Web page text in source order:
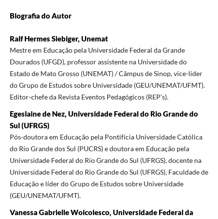
Biografia do Autor
Ralf Hermes Siebiger, Unemat
Mestre em Educação pela Universidade Federal da Grande
Dourados (UFGD), professor assistente na Universidade do
Estado de Mato Grosso (UNEMAT) / Câmpus de Sinop, vice-líder
do Grupo de Estudos sobre Universidade (GEU/UNEMAT/UFMT).
Editor-chefe da Revista Eventos Pedagógicos (REP’s).
Egeslaine de Nez, Universidade Federal do Rio Grande do
Sul (UFRGS)
Pós-doutora em Educação pela Pontifícia Universidade Católica
do Rio Grande dos Sul (PUCRS) e doutora em Educação pela
Universidade Federal do Rio Grande do Sul (UFRGS), docente na
Universidade Federal do Rio Grande do Sul (UFRGS), Faculdade de
Educação e líder do Grupo de Estudos sobre Universidade
(GEU/UNEMAT/UFMT).
Vanessa Gabrielle Woicolesco, Universidade Federal da